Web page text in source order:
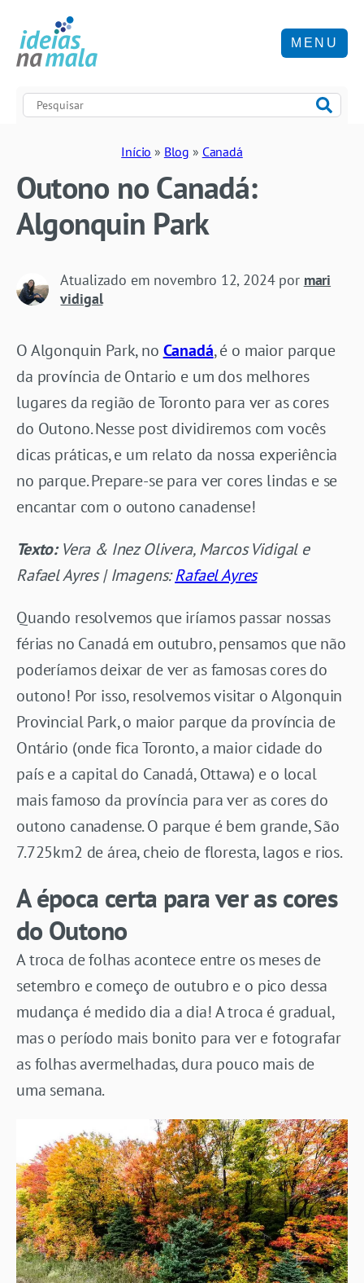
MENU
Início » Blog » Canadá
Outono no Canadá:
Algonquin Park
Atualizado em novembro 12, 2024por mari
vidigal
O Algonquin Park, no Canadá, é o maior parque
da província de Ontario e um dos melhores
lugares da região de Toronto para ver as cores
do Outono. Nesse post dividiremos com vocês
dicas práticas, e um relato da nossa experiência
no parque. Prepare-se para ver cores lindas e se
encantar com o outono canadense!
Texto:Vera & Inez Olivera, Marcos Vidigal e
Rafael Ayres | Imagens:Rafael Ayres
Quando resolvemos que iríamos passar nossas
férias no Canadá em outubro, pensamos que não
poderíamos deixar de ver as famosas cores do
outono! Por isso, resolvemos visitar o Algonquin
Provincial Park, o maior parque da província de
Ontário (onde fica Toronto, a maior cidade do
país e a capital do Canadá, Ottawa) e o local
mais famoso da província para ver as cores do
outono canadense. O parque é bem grande, São
7.725km2 de área, cheio de floresta, lagos e rios.
A época certa para ver as cores
do Outono
A troca de folhas acontece entre os meses de
setembro e começo de outubro e o pico dessa
mudança é medido dia a dia! A troca é gradual,
mas o período mais bonito para ver e fotografar
as folhas avermelhadas, dura pouco mais de
uma semana.